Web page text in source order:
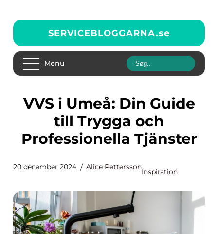
SERVICEBLOGGARNA.se
Menu
VVS i Umeå: Din Guide
till Trygga och
Professionella Tjänster
20 december 2024 Alice Pettersson
Inspiration